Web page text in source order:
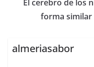
El cerebro de los
forma similar
almeriasabor